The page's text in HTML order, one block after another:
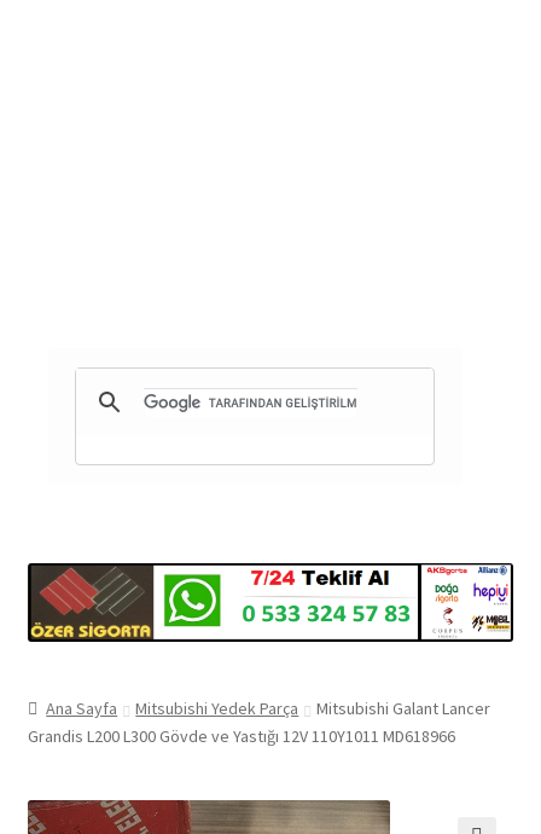
Ana Sayfa Mitsubishi Yedek Parça
Mitsubishi Galant Lancer
Grandis L200 L300 Gövde ve Yastığı 12V 110Y1011 MD618966